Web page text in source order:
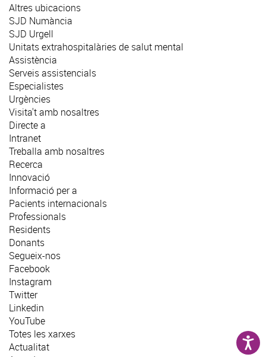
Altres ubicacions
SJD Numància
SJD Urgell
Unitats extrahospitalàries de salut mental
Assistència
Serveis assistencials
Especialistes
Urgències
Visita't amb nosaltres
Directe a
Intranet
Treballa amb nosaltres
Recerca
Innovació
Informació per a
Pacients internacionals
Professionals
Residents
Donants
Segueix-nos
Facebook
Instagram
Twitter
Linkedin
YouTube
Totes les xarxes
Actualitat